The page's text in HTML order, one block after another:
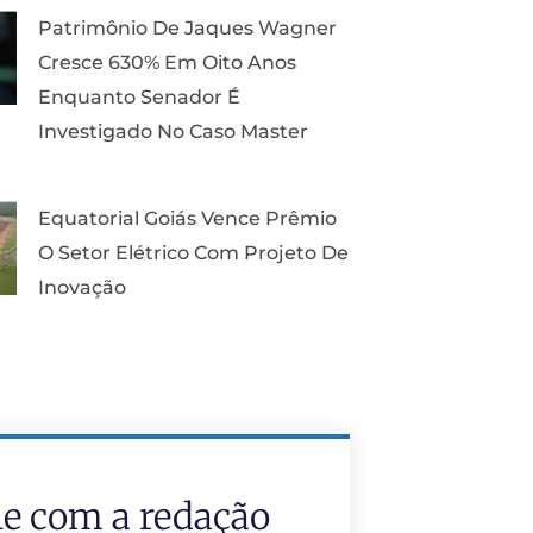
Patrimônio De Jaques Wagner
Cresce 630% Em Oito Anos
Enquanto Senador É
Investigado No Caso Master
Equatorial Goiás Vence Prêmio
O Setor Elétrico Com Projeto De
Inovação
com a redação